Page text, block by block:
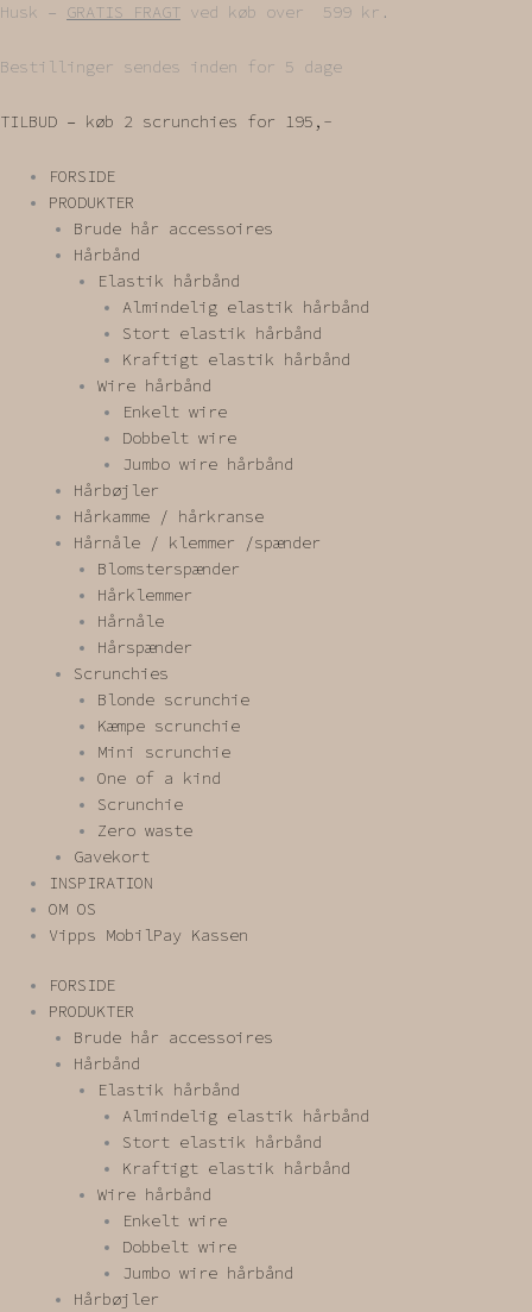
Gå
indholdet
Husk – GRATIS FRAGT ved køb over 599 kr.
Bestillinger sendes inden for 5 dage
TILBUD – køb 2 scrunchies for 195,-
FORSIDE
PRODUKTER
Brude hår accessoires
Hårbånd
Elastik hårbånd
Almindelig elastik hårbånd
Stort elastik hårbånd
Kraftigt elastik hårbånd
Wire hårbånd
Enkelt wire
Dobbelt wire
Jumbo wire hårbånd
Hårbøjler
Hårkamme / hårkranse
Hårnåle / klemmer /spænder
Blomsterspænder
Hårklemmer
Hårnåle
Hårspænder
Scrunchies
Blonde scrunchie
Kæmpe scrunchie
Mini scrunchie
One of a kind
Scrunchie
Zero waste
Gavekort
INSPIRATION
OM OS
Vipps MobilPay Kassen
FORSIDE
PRODUKTER
Brude hår accessoires
Hårbånd
Elastik hårbånd
Almindelig elastik hårbånd
Stort elastik hårbånd
Kraftigt elastik hårbånd
Wire hårbånd
Enkelt wire
Dobbelt wire
Jumbo wire hårbånd
Hårbøjler